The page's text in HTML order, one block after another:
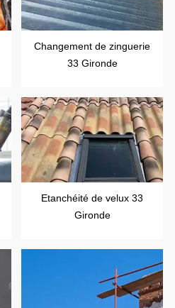
Changement de zinguerie
33 Gironde
Etanchéité de velux 33
Gironde